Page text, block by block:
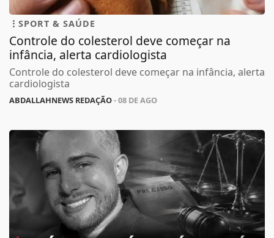
SPORT & SAÚDE
Controle do colesterol deve começar na
infância, alerta cardiologista
Controle do colesterol deve começar na infância, alerta
cardiologista
ABDALLAHNEWS REDAÇÃO- 08 DE AGO